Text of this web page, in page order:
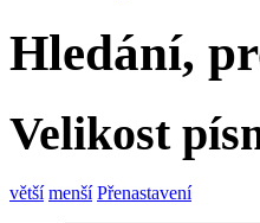
Hledání,
Velikost
větší menší Přenastavení